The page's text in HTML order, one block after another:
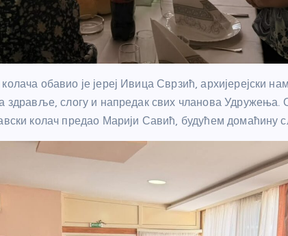
обавио је јереј Ивица Сврзић, архијерејски
здравље, слогу и напредак свих чланова Удружења.
колач предао Марији Савић, будућем домаћину